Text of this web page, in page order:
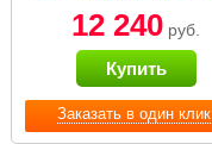
Заказать в один клик
12 240 руб.
Купить